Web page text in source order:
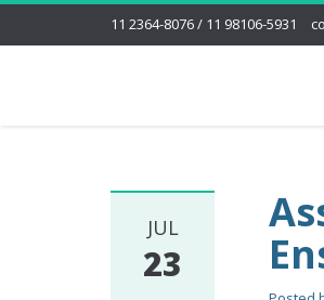
11 2364-8076 / 11 98106-5931
JUL
23